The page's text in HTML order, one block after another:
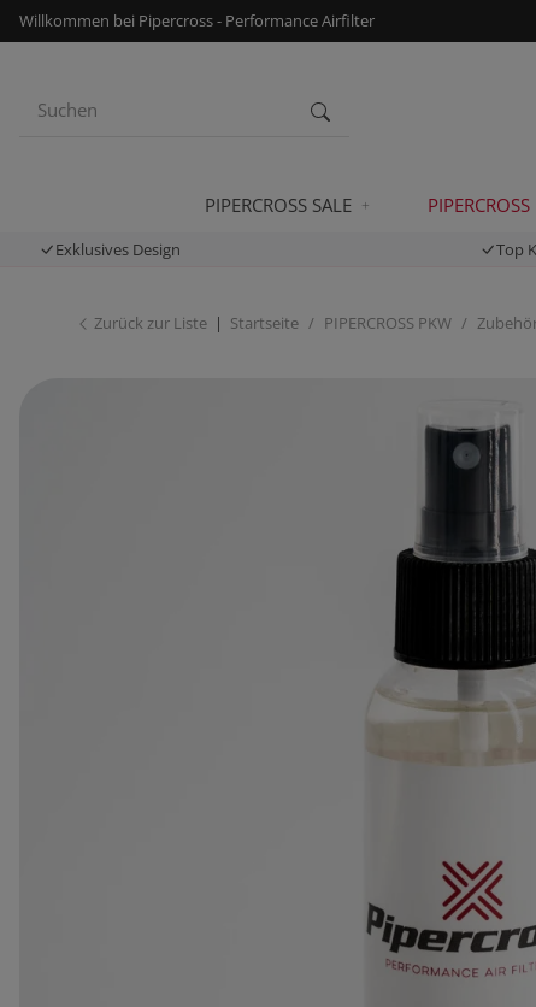
Willkommen bei Pipercross - Performance Airfilter
PIPERCROSS SALE
Exklusives Design Top
Zurück zur Liste Startseite PIPERCROSS PKW